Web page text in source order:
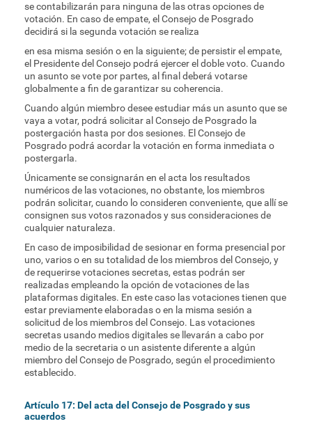
se contabilizarán para ninguna de las otras opciones de
votación. En caso de empate, el Consejo de Posgrado
decidirá si la segunda votación se realiza
en esa misma sesión o en la siguiente; de persistir el empate,
el Presidente del Consejo podrá ejercer el doble voto. Cuando
un asunto se vote por partes, al final deberá votarse
globalmente a fin de garantizar su coherencia.
Cuando algún miembro desee estudiar más un asunto que se
vaya a votar, podrá solicitar al Consejo de Posgrado la
postergación hasta por dos sesiones. El Consejo de
Posgrado podrá acordar la votación en forma inmediata o
postergarla.
Únicamente se consignarán en el acta los resultados
numéricos de las votaciones, no obstante, los miembros
podrán solicitar, cuando lo consideren conveniente, que allí se
consignen sus votos razonados y sus consideraciones de
cualquier naturaleza.
En caso de imposibilidad de sesionar en forma presencial por
uno, varios o en su totalidad de los miembros del Consejo, y
de requerirse votaciones secretas, estas podrán ser
realizadas empleando la opción de votaciones de las
plataformas digitales. En este caso las votaciones tienen que
estar previamente elaboradas o en la misma sesión a
solicitud de los miembros del Consejo. Las votaciones
secretas usando medios digitales se llevarán a cabo por
medio de la secretaria o un asistente diferente a algún
miembro del Consejo de Posgrado, según el procedimiento
establecido.
Artículo 17: Del acta del Consejo de Posgrado y sus
acuerdos